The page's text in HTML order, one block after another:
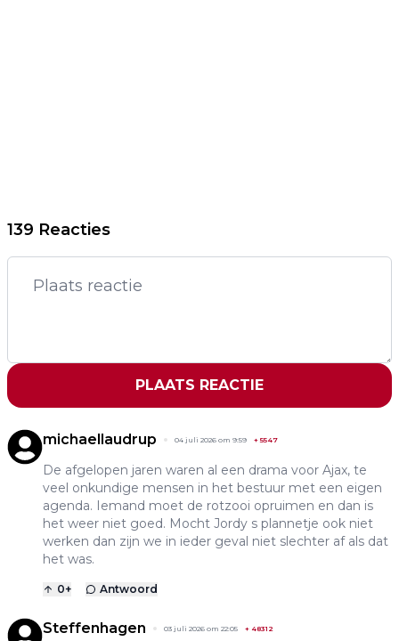
139 Reacties
PLAATS REACTIE
michaellaudrup 04 juli 2026 om 9:59 + 5547
De afgelopen jaren waren al een drama voor Ajax, te
veel onkundige mensen in het bestuur met een eigen
agenda. Iemand moet de rotzooi opruimen en dan is
het weer niet goed. Mocht Jordy s plannetje ook niet
werken dan zijn we in ieder geval niet slechter af als dat
het was.
0+ Antwoord
Steffenhagen 03 juli 2026 om 22:05 + 48312